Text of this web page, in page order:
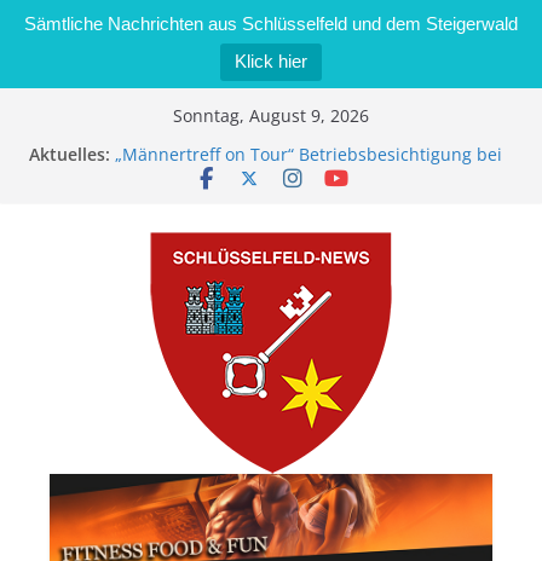
Sämtliche Nachrichten aus Schlüsselfeld und dem Steigerwald
Klick hier
Sonntag, August 9, 2026
Aktuelles: „Männertreff on Tour“ Betriebsbesichtigung bei
der Schreinerei Zimmermann GmbH
Brand in Sägewerk in Bernroth schnell unter
Kontrolle
Stadt Schlüsselfeld bietet Online-Anmeldung für
Kindergartenplätze an
Dieseldiebstahl im Wert von 600 Euro